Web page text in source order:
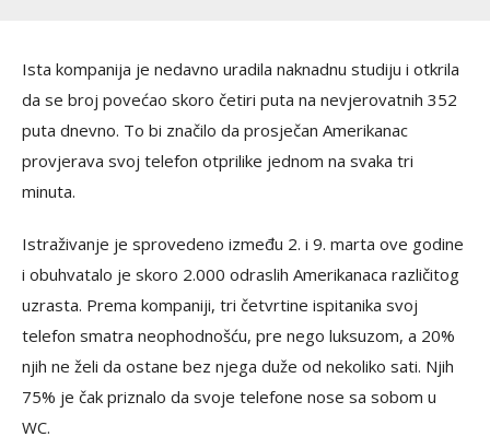
Ista kompanija je nedavno uradila naknadnu studiju i otkrila
da se broj povećao skoro četiri puta na nevjerovatnih 352
puta dnevno. To bi značilo da prosječan Amerikanac
provjerava svoj telefon otprilike jednom na svaka tri
minuta.
Istraživanje je sprovedeno između 2. i 9. marta ove godine
i obuhvatalo je skoro 2.000 odraslih Amerikanaca različitog
uzrasta. Prema kompaniji, tri četvrtine ispitanika svoj
telefon smatra neophodnošću, pre nego luksuzom, a 20%
njih ne želi da ostane bez njega duže od nekoliko sati. Njih
75% je čak priznalo da svoje telefone nose sa sobom u
WC.